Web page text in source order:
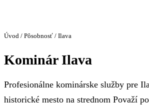
Úvod / Pôsobnosť / Ilava
Kominár Ilava
Profesionálne kominárske služby pre
historické mesto na strednom Považí